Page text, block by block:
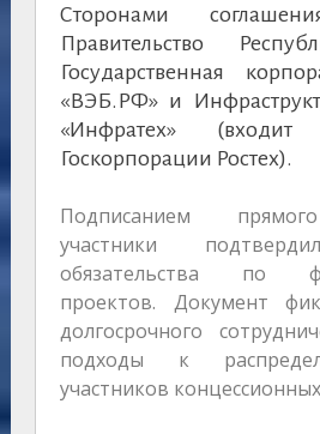
Сторонами
Правительство
Государственная
«ВЭБ.РФ» и
«Инфратех»
Госкорпорации Ростех).
Подписанием
участники
обязательства по
проектов. Документ
долгосрочного
подходы к
участников